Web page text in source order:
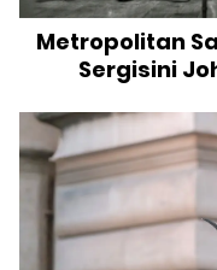
Metropolitan
Sergisini